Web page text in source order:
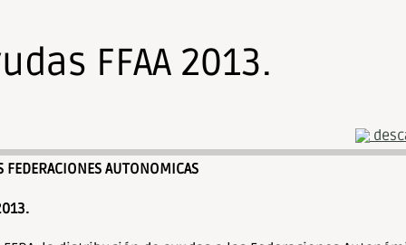
FFAA 2013.
FEDERACIONES AUTONOMICAS